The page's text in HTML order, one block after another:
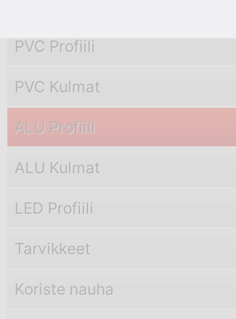
PVC Profiili
PVC Kulmat
ALU Profiili
ALU Kulmat
LED Profiili
Tarvikkeet
Koriste nauha